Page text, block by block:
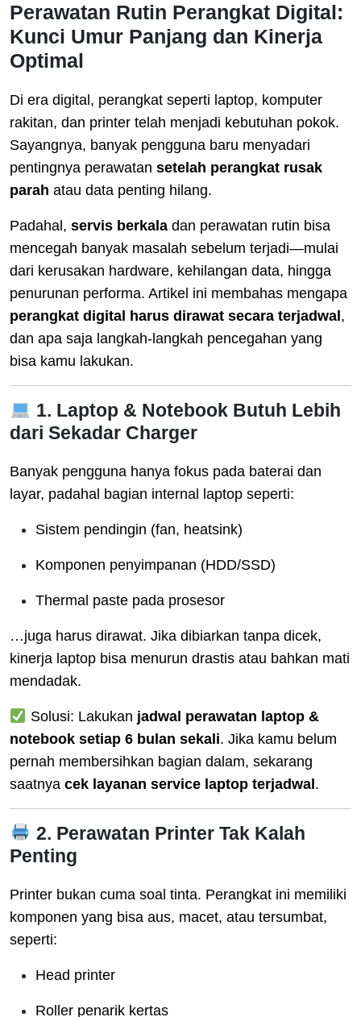
Perawatan Rutin Perangkat Digital:
Kunci Umur Panjang dan Kinerja
Optimal
Di era digital, perangkat seperti laptop, komputer
rakitan, dan printer telah menjadi kebutuhan pokok.
Sayangnya, banyak pengguna baru menyadari
pentingnya perawatan setelah perangkat rusak
parah atau data penting hilang.
Padahal, servis berkala dan perawatan rutin bisa
mencegah banyak masalah sebelum terjadi—mulai
dari kerusakan hardware, kehilangan data, hingga
penurunan performa. Artikel ini membahas mengapa
perangkat digital harus dirawat secara terjadwal ,
dan apa saja langkah-langkah pencegahan yang
bisa kamu lakukan.
1. Laptop & Notebook Butuh Lebih
dari Sekadar Charger
Banyak pengguna hanya fokus pada baterai dan
layar, padahal bagian internal laptop seperti:
Sistem pendingin (fan, heatsink)
Komponen penyimpanan (HDD/SSD)
Thermal paste pada prosesor
…juga harus dirawat. Jika dibiarkan tanpa dicek,
kinerja laptop bisa menurun drastis atau bahkan mati
mendadak.
Solusi: Lakukan jadwal perawatan laptop &
notebook setiap 6 bulan sekali. Jika kamu belum
pernah membersihkan bagian dalam, sekarang
saatnya cek layanan service laptop terjadwal .
2. Perawatan Printer Tak Kalah
Penting
Printer bukan cuma soal tinta. Perangkat ini memiliki
komponen yang bisa aus, macet, atau tersumbat,
seperti:
Head printer
Roller penarik kertas